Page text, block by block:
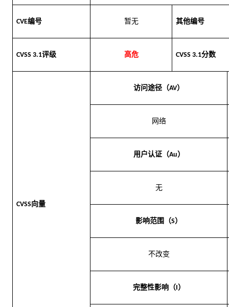
CVE编号 暂无 其他编号
CVSS 3.1评级 高危 CVSS 3.1分数
CVSS向量
访问途径（AV）
网络
用户认证（Au）
无
影响范围（S）
不改变
完整性影响（I）